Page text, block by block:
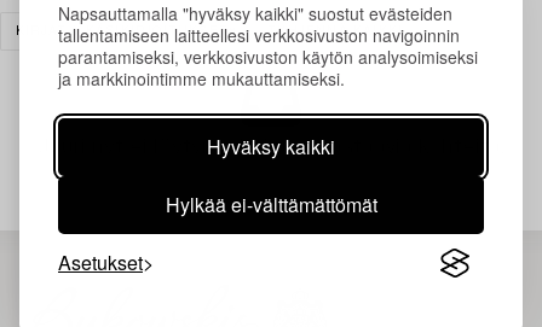
Napsauttamalla "hyväksy kaikki" suostut evästeiden
tallentamiseen laitteellesi verkkosivuston navigoinnin
parantamiseksi, verkkosivuston käytön analysoimiseksi
ja markkinointimme mukauttamiseksi.
Hyväksy kaikki
Hylkää ei-välttämättömät
Asetukset
KIRJAT & KÄSIKIRJOITUKSET TYHJENNÄ KAIKKI
Juuri nyt ei löytynyt hakuasi vastaavia kohteita.